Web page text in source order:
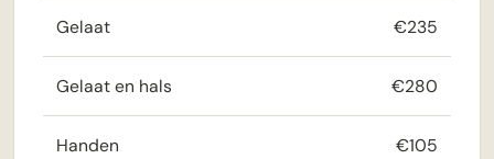
Gelaat €235
Gelaat en hals €280
Handen €105